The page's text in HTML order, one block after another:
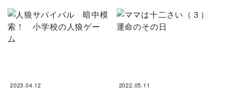
2023.04.12 2022.05.11